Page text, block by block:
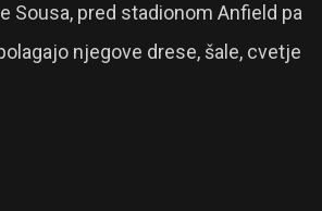
Sousa, pred stadionom Anfield pa
njegove drese, šale, cvetje